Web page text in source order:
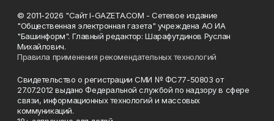
© 2011-2026 "Сайт I-GAZETA.COM - Сетевое издание
"Общественная электронная газета" учреждена АО ИА
"Башинформ". Главный редактор: Шарафутдинов Руслан
Михайлович.
Правила применения рекомендательных технологий
Свидетельство о регистрации СМИ № ФС77-50803 от
27.07.2012 выдано Федеральной службой по надзору в сфере
связи, информационных технологий и массовых
коммуникаций.